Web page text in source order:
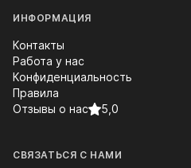
ИНФОРМАЦИЯ
Контакты
Работа у нас
Конфиденциальность
Правила
Отзывы о нас
5,0
СВЯЗАТЬСЯ С НАМИ